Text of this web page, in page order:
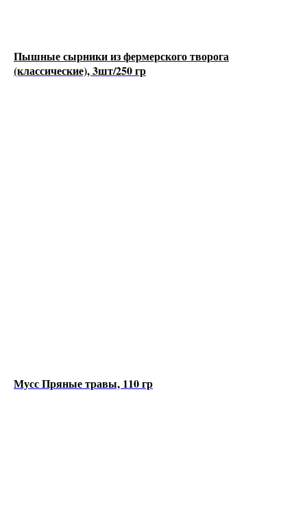
Пышные сырники из фермерского творога
(классические), 3шт/250 гр
Мусс Пряные травы, 110 гр